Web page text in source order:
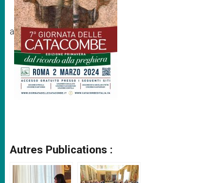
a
Autres Publications :